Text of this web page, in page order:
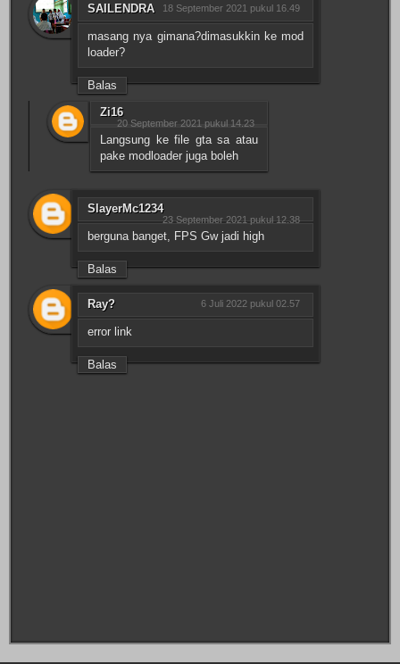
SAILENDRA 18 September 2021 pukul 16.49
masang nya gimana?dimasukkin ke mod
loader?
Balas
Zi16
20 September 2021 pukul 14.23
Langsung ke file gta sa atau
pake modloader juga boleh
SlayerMc1234
23 September 2021 pukul 12.38
berguna banget, FPS Gw jadi high
Balas
Ray? 6 Juli 2022 pukul 02.57
error link
Balas